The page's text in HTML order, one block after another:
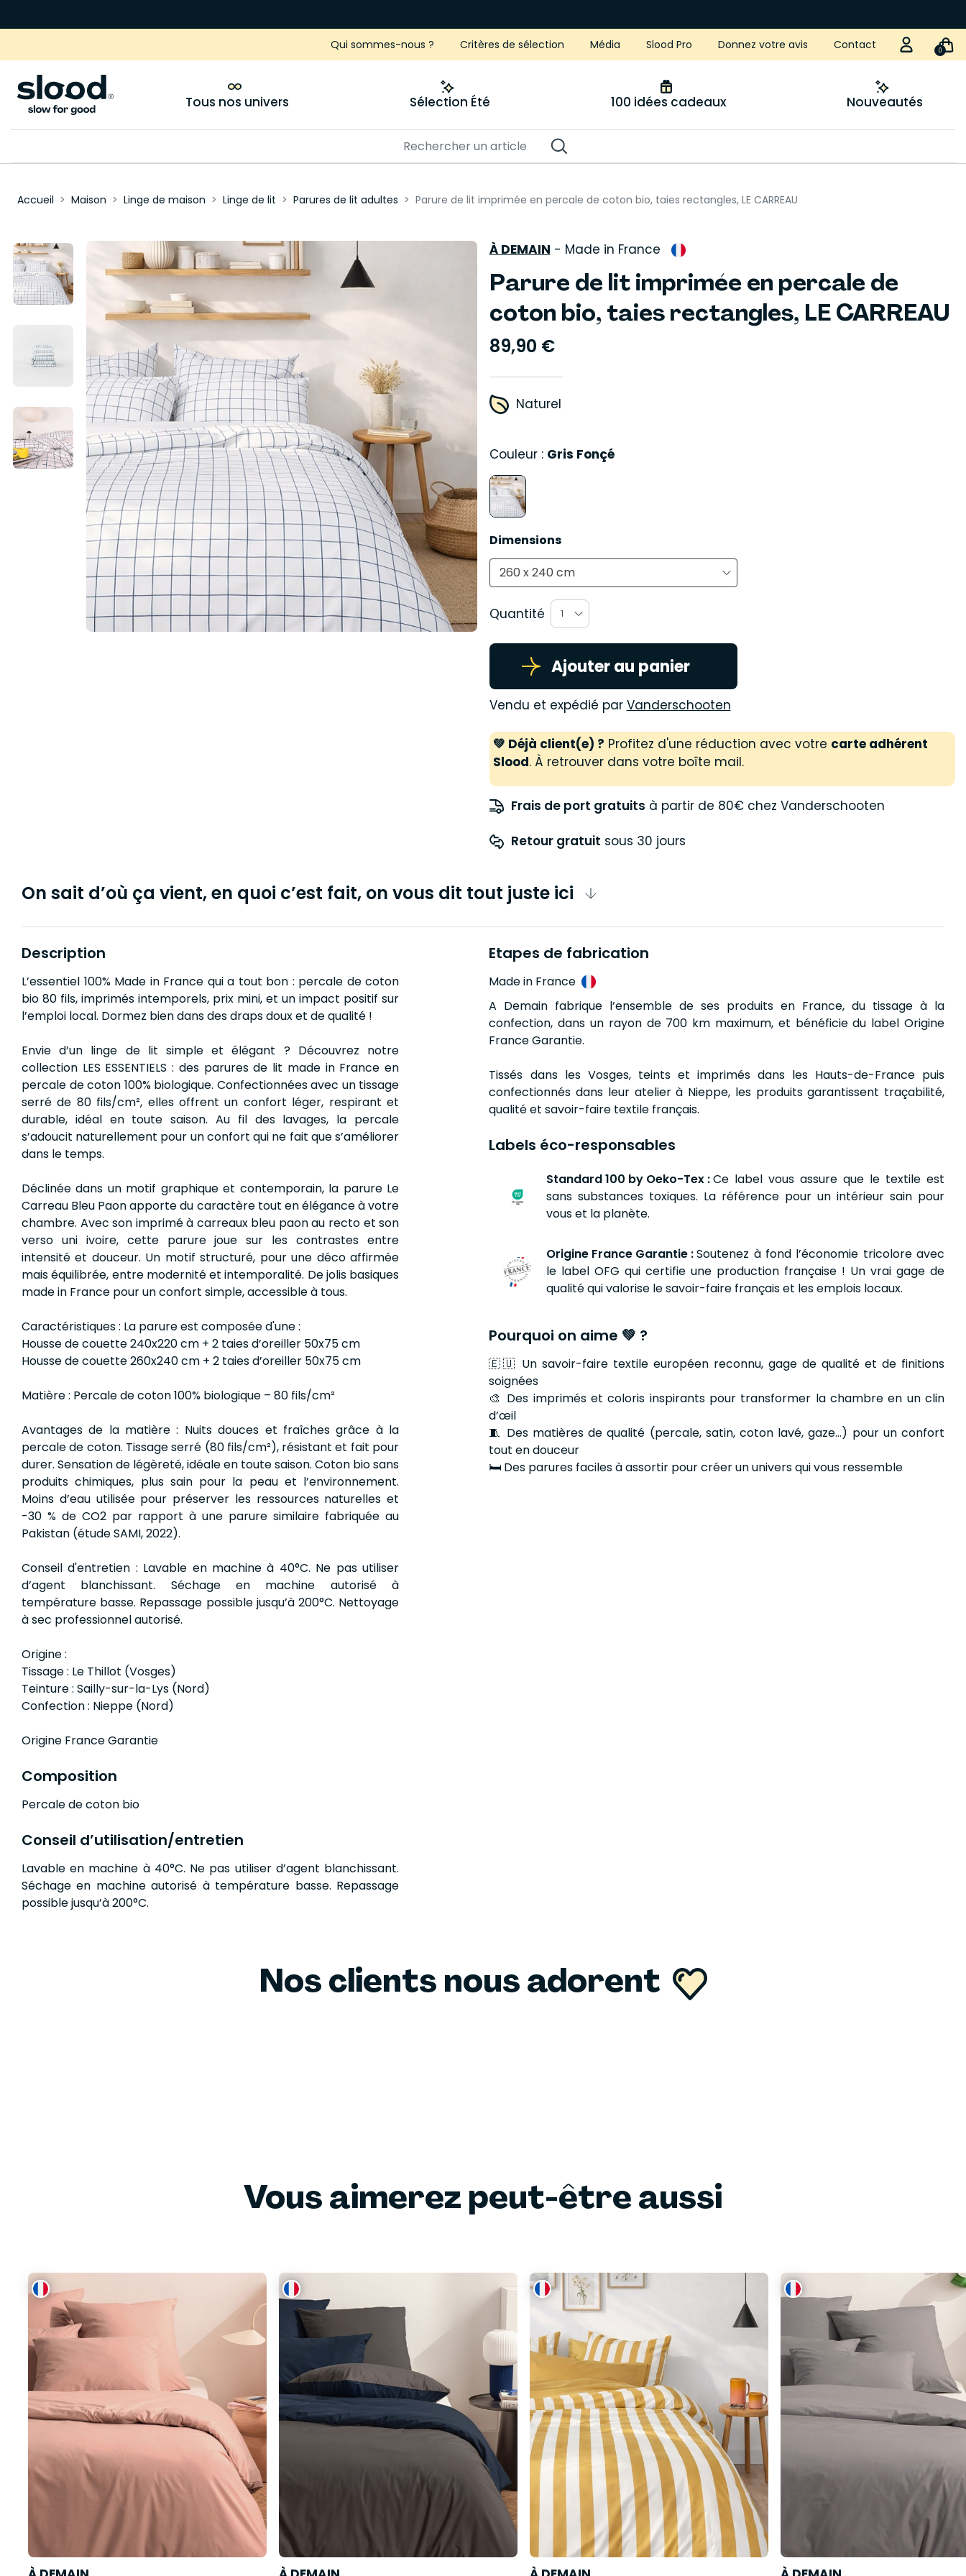
Qui sommes-nous ? Critères de sélection Média Slood Pro Donnez votre avis Contact 0
Tous nos univers Sélection Été 100 idées cadeaux Nouveautés
Accueil Maison Linge de maison Linge de lit Parures de lit adultes Parure de lit imprimée en percale de coton bio, taies rectangles, LE CARREAU
À DEMAIN - Made in France
Parure de lit imprimée en percale de
coton bio, taies rectangles, LE CARREAU
89,90 €
Naturel
Couleur : Gris Fonçé
Dimensions
260 x 240 cm
Quantité 1
Ajouter au panier
Vendu et expédié par Vanderschooten
💚 Déjà client(e) ? Profitez d'une réduction avec votre carte adhérent
Slood. À retrouver dans votre boîte mail.
Frais de port gratuits à partir de 80€ chez Vanderschooten
Retour gratuit sous 30 jours
On sait d’où ça vient, en quoi c’est fait, on vous dit tout juste ici
Description
L’essentiel 100% Made in France qui a tout bon : percale de coton
bio 80 fils, imprimés intemporels, prix mini, et un impact positif sur
l’emploi local. Dormez bien dans des draps doux et de qualité !
Envie d’un linge de lit simple et élégant ? Découvrez notre
collection LES ESSENTIELS : des parures de lit made in France en
percale de coton 100% biologique. Confectionnées avec un tissage
serré de 80 fils/cm², elles offrent un confort léger, respirant et
durable, idéal en toute saison. Au fil des lavages, la percale
s’adoucit naturellement pour un confort qui ne fait que s’améliorer
dans le temps.
Déclinée dans un motif graphique et contemporain, la parure Le
Carreau Bleu Paon apporte du caractère tout en élégance à votre
chambre. Avec son imprimé à carreaux bleu paon au recto et son
verso uni ivoire, cette parure joue sur les contrastes entre
intensité et douceur. Un motif structuré, pour une déco affirmée
mais équilibrée, entre modernité et intemporalité. De jolis basiques
made in France pour un confort simple, accessible à tous.
Caractéristiques : La parure est composée d'une :
Housse de couette 240x220 cm + 2 taies d’oreiller 50x75 cm
Housse de couette 260x240 cm + 2 taies d’oreiller 50x75 cm
Matière : Percale de coton 100% biologique – 80 fils/cm²
Avantages de la matière : Nuits douces et fraîches grâce à la
percale de coton. Tissage serré (80 fils/cm²), résistant et fait pour
durer. Sensation de légèreté, idéale en toute saison. Coton bio sans
produits chimiques, plus sain pour la peau et l’environnement.
Moins d’eau utilisée pour préserver les ressources naturelles et
-30 % de CO2 par rapport à une parure similaire fabriquée au
Pakistan (étude SAMI, 2022).
Conseil d'entretien : Lavable en machine à 40°C. Ne pas utiliser
d’agent blanchissant. Séchage en machine autorisé à
température basse. Repassage possible jusqu’à 200°C. Nettoyage
à sec professionnel autorisé.
Origine :
Tissage : Le Thillot (Vosges)
Teinture : Sailly-sur-la-Lys (Nord)
Confection : Nieppe (Nord)
Origine France Garantie
Composition
Percale de coton bio
Conseil d’utilisation/entretien
Lavable en machine à 40°C. Ne pas utiliser d’agent blanchissant.
Séchage en machine autorisé à température basse. Repassage
possible jusqu’à 200°C.
Etapes de fabrication
Made in France
A Demain fabrique l’ensemble de ses produits en France, du tissage à la
confection, dans un rayon de 700 km maximum, et bénéficie du label Origine
France Garantie.
Tissés dans les Vosges, teints et imprimés dans les Hauts-de-France puis
confectionnés dans leur atelier à Nieppe, les produits garantissent traçabilité,
qualité et savoir-faire textile français.
Labels éco-responsables
Standard 100 by Oeko-Tex :Ce label vous assure que le textile est
sans substances toxiques. La référence pour un intérieur sain pour
vous et la planète.
Origine France Garantie :Soutenez à fond l’économie tricolore avec
le label OFG qui certifie une production française ! Un vrai gage de
qualité qui valorise le savoir-faire français et les emplois locaux.
Pourquoi on aime 💚 ?
🇪🇺 Un savoir-faire textile européen reconnu, gage de qualité et de finitions
soignées
🎨 Des imprimés et coloris inspirants pour transformer la chambre en un clin
d’œil
🧵 Des matières de qualité (percale, satin, coton lavé, gaze…) pour un confort
tout en douceur
🛏️ Des parures faciles à assortir pour créer un univers qui vous ressemble
Nos clients nous adorent
Vous aimerez peut-être aussi